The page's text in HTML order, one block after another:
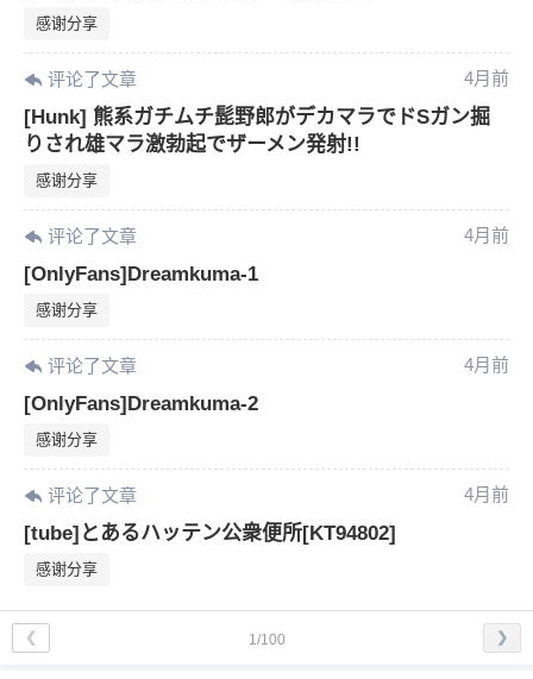
感谢分享
评论了文章 4月前
[Hunk] 熊系ガチムチ髭野郎がデカマラでドSガン掘
りされ雄マラ激勃起でザーメン発射!!
感谢分享
评论了文章 4月前
[OnlyFans]Dreamkuma-1
感谢分享
评论了文章 4月前
[OnlyFans]Dreamkuma-2
感谢分享
评论了文章 4月前
[tube]とあるハッテン公衆便所[KT94802]
感谢分享
1/100
❮ ❯